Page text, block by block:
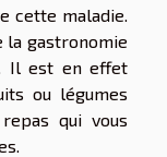
cette maladie.
la gastronomie
Il est en effet
ou légumes
qui vous